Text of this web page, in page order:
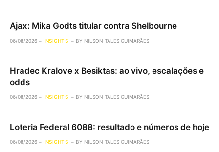
Ajax: Mika Godts titular contra Shelbourne
06/08/2026 INSIGHTS BY NILSON TALES GUIMARÃES
Hradec Kralove x Besiktas: ao vivo, escalações e
odds
06/08/2026 INSIGHTS BY NILSON TALES GUIMARÃES
Loteria Federal 6088: resultado e números de hoje
06/08/2026 INSIGHTS BY NILSON TALES GUIMARÃES